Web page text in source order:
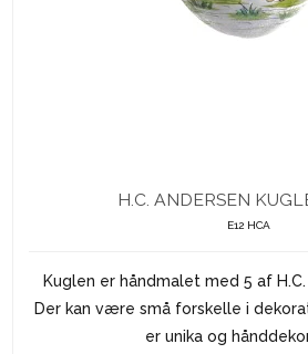
H.C. ANDERSEN
E12 HCA
Kuglen er håndmalet med 5 af
Der kan være små forskelle i
er unika og